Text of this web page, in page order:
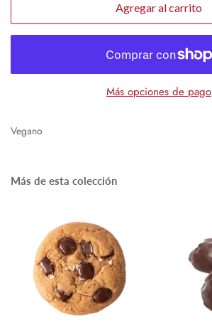
Agregar al carrito
Más opciones de pago
Vegano
Más de esta colección